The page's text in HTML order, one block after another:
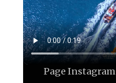
Page Instagram